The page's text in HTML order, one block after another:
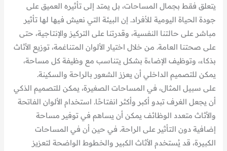
يتعلق فقط بجمال المساحات، بل يمتد إلى تأثيره العميق على
جودة الحياة اليومية للأفراد. إن البيئة التي نعيش فيها لها تأثير
مباشر على حالتنا النفسية، وقدرتنا على التركيز والإنتاجية، حتى
على صحتنا العامة. من خلال اختيار الألوان المتناغمة، توزيع الأثاث
بذكاء، وتوظيف الإضاءة بشكل يتناسب مع وظيفة كل مساحة،
يمكن للتصميم الداخلي أن يعزز الشعور بالراحة والسكينة.
على سبيل المثال، في المساحات الصغيرة، يمكن للتصميم الذكي
أن يجعل الغرف تبدو أكبر وأكثر انفتاحًا. استخدام الألوان الفاتحة
والأثاث متعدد الوظائف يمكن أن يساهم في توفير مساحة
إضافية دون التأثير على الراحة. في حين أن في المساحات
الكبيرة، قد يُستخدم الأثاث الكبير والخطوط الواضحة لتعزيز